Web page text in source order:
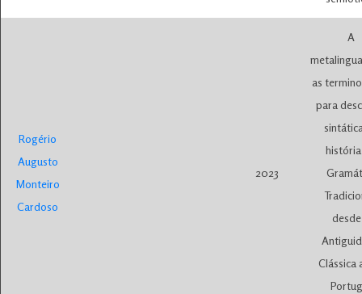
Rogério
Augusto
Monteiro
Cardoso
2023
A
as
para
Clássica